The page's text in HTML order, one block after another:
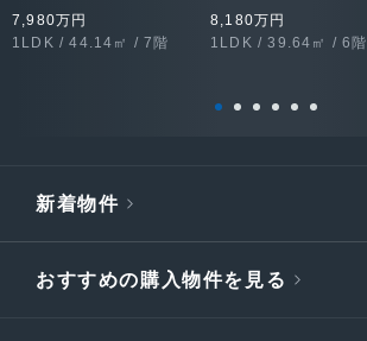
7,980万円
1LDK / 44.14㎡ / 7階
8,180万円
1LDK / 39.64㎡ / 6階
新着物件
おすすめの購入物件を見る